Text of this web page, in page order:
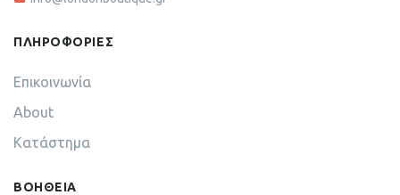
ΠΛΗΡΟΦΟΡΙΕΣ
Επικοινωνία
About
Κατάστημα
ΒΟΗΘΕΙΑ